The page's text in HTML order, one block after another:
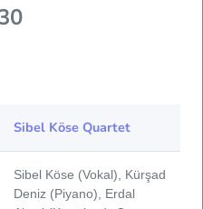
Sibel Köse Quartet
Sibel Köse (Vokal), Kürşad
Deniz (Piyano), Erdal